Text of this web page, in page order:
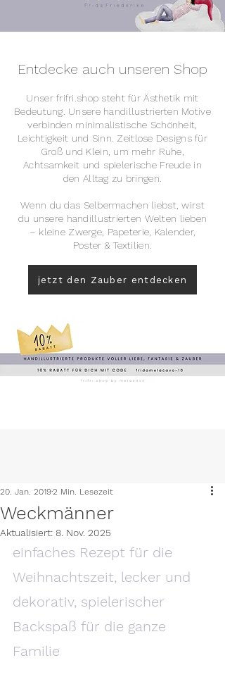
Entdecke auch unseren Shop
Unser frifri.shop steht für Ästhetik mit
Bedeutung. Unsere handillustrierten Motive
verbinden minimalistische Schönheit,
Leichtigkeit und Sinn. Zeitlose Designs für
Groß und Klein, um mehr Ruhe,
Achtsamkeit und spielerische Freude in
den Alltag zu bringen.
Wenn du das Selbermachen liebst, wirst
du unsere handillustrierten Welten lieben
– kleine Zwerge, Papeterie, Kalender,
Poster & Textilien.
jetzt den Zauber entdecken
Weckmänner
20. Jan. 20192 Min. Lesezeit
Aktualisiert: 8. Nov. 2025
einfaches Rezept für die
Weihnachtszeit, lecker und
dekorativ, spielerischer
Backspaß für die ganze
Familie